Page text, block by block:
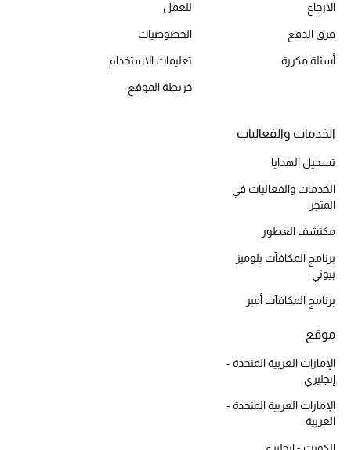
الأحذية الرجالية
أحذية للأطفال
أحذية مختارة
خصومات
الجديد في عالم الجمال
الارجاع
فرق الدفع
أسئلة مكررة
للعمل
الخصوصيات
تعليمات الاستخدام
خريطة الموقع
الخدمات والفعاليات
تسجيل الهدايا
الخدمات والفعاليات في
المتجر
مكتشف العطور
برنامج المكافآت بلوميز
بيوتي
برنامج المكافآت أمبر
موقع
الإمارات العربية المتحدة -
إنجليزي
الإمارات العربية المتحدة -
العربية